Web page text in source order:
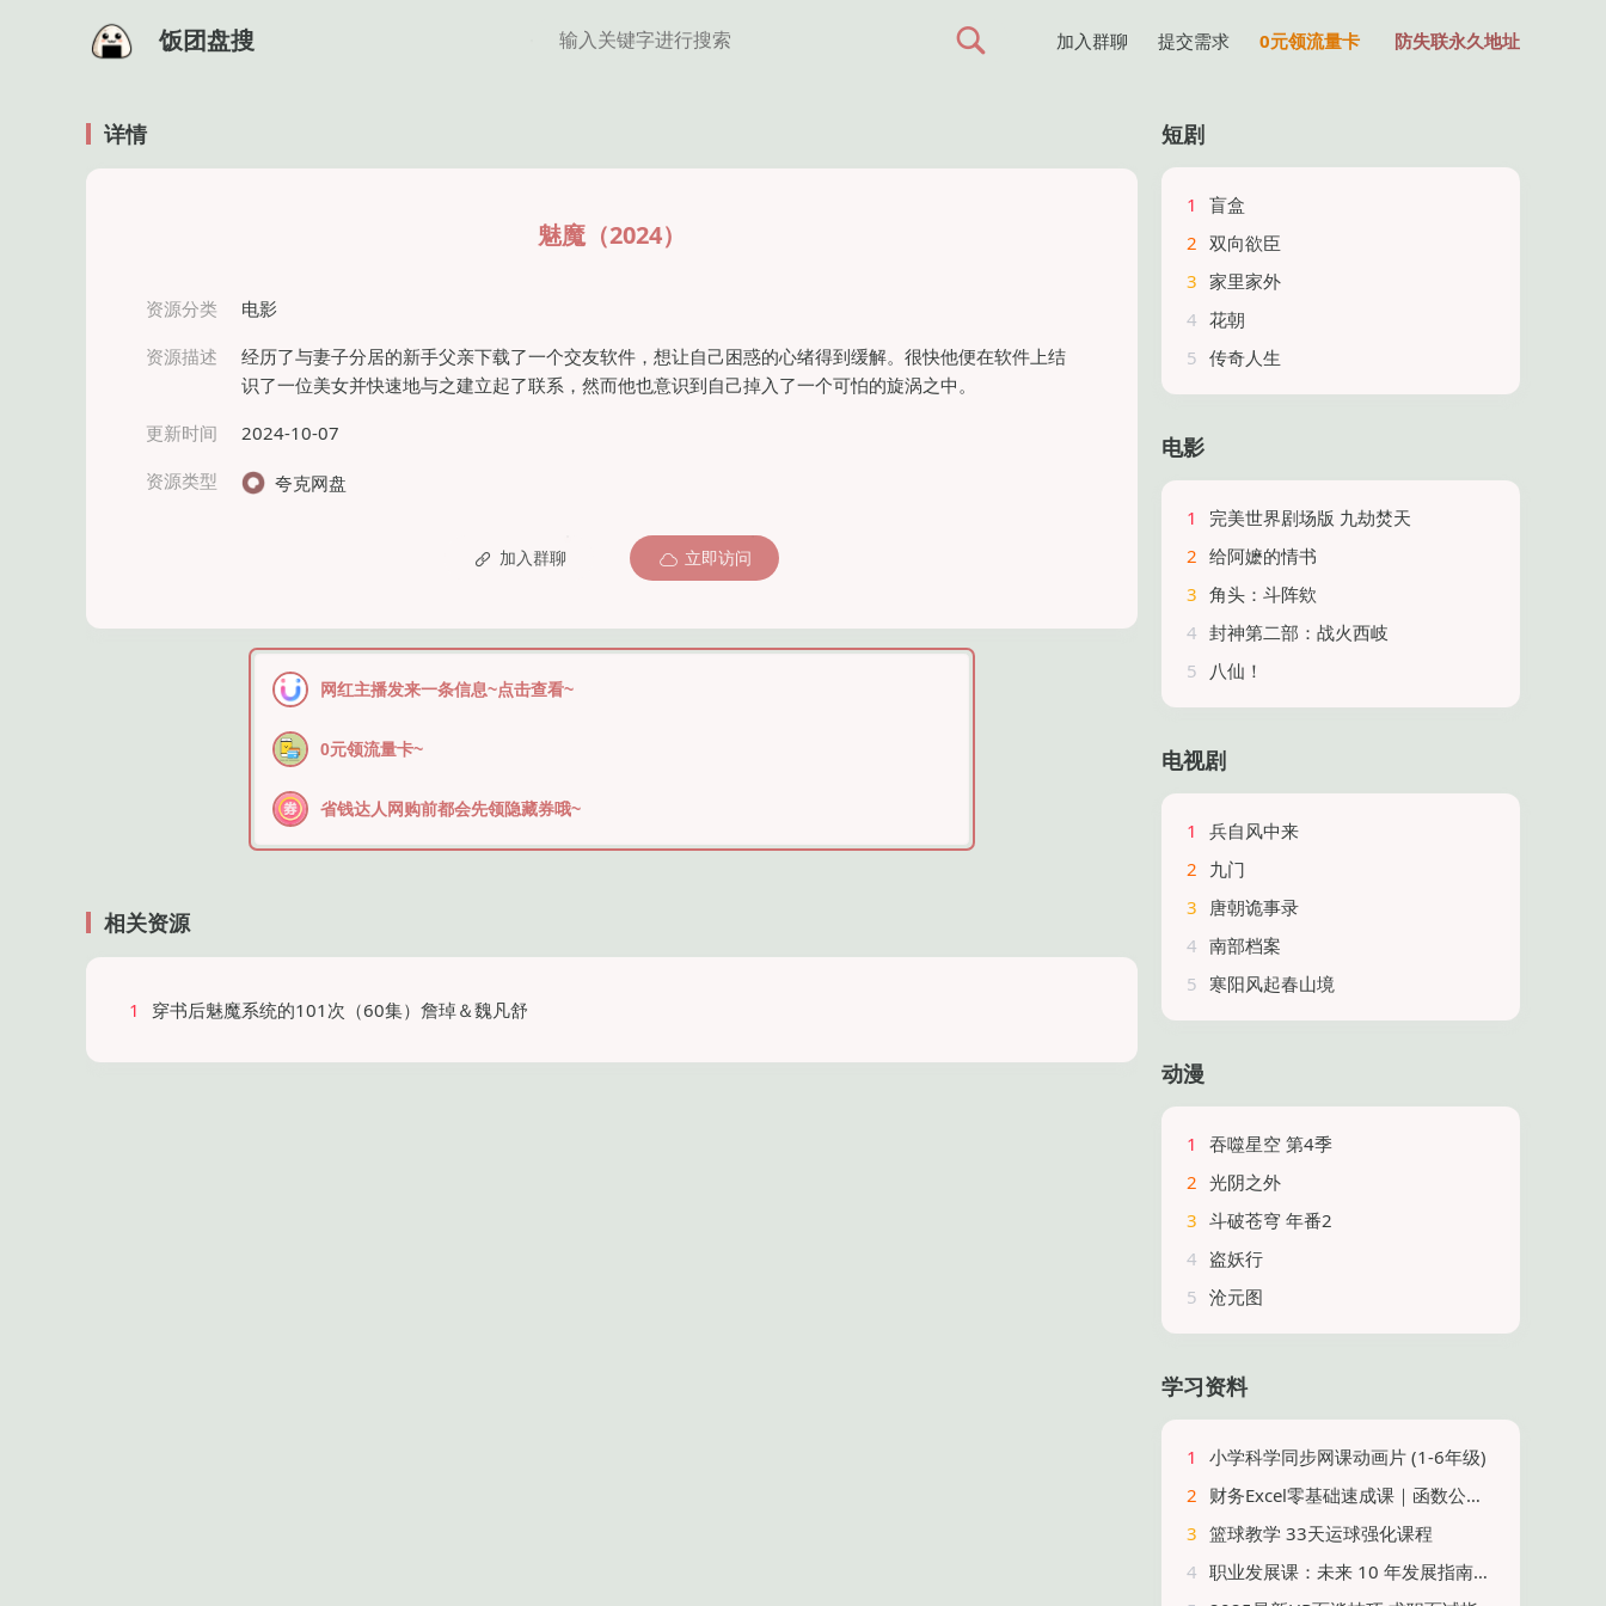
饭团盘搜 加入群聊 提交需求 0元领流量卡 防失联永久地址
详情
魅魔（2024）
资源分类
电影
资源描述
经历了与妻子分居的新手父亲下载了一个交友软件，想让自己困惑的心绪得到缓解。很快他便在软件上结
识了一位美女并快速地与之建立起了联系，然而他也意识到自己掉入了一个可怕的旋涡之中。
更新时间
2024-10-07
资源类型
夸克网盘
加入群聊 立即访问
网红主播发来一条信息~点击查看~
0元领流量卡~
省钱达人网购前都会先领隐藏券哦~
相关资源
1 穿书后魅魔系统的101次（60集）詹琸＆魏凡舒
短剧
1
盲盒
2 双向欲臣
3 家里家外
4 花朝
5 传奇人生
电影
1
完美世界剧场版 九劫焚天
2 给阿嬷的情书
3 角头：斗阵欸
4 封神第二部：战火西岐
5
八仙！
电视剧
1
兵自风中来
2 九门
3 唐朝诡事录
4 南部档案
5 寒阳风起春山境
动漫
1
吞噬星空 第4季
2 光阴之外
3 斗破苍穹 年番2
4 盗妖行
5 沧元图
学习资料
1
小学科学同步网课动画片 (1-6年级)
2 财务Excel零基础速成课｜函数公式+数据透视表+PPT制作（高薪就业+实战案例+免费试听）
3 篮球教学 33天运球强化课程
4 职业发展课：未来 10 年发展指南，助你职场持续进阶与突破